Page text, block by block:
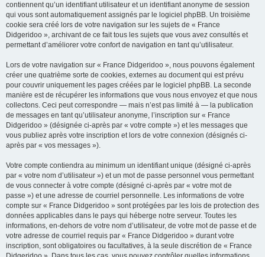
contiennent qu’un identifiant utilisateur et un identifiant anonyme de session
qui vous sont automatiquement assignés par le logiciel phpBB. Un troisième
cookie sera créé lors de votre navigation sur les sujets de « France
Didgeridoo », archivant de ce fait tous les sujets que vous avez consultés et
permettant d’améliorer votre confort de navigation en tant qu’utilisateur.
Lors de votre navigation sur « France Didgeridoo », nous pouvons également
créer une quatrième sorte de cookies, externes au document qui est prévu
pour couvrir uniquement les pages créées par le logiciel phpBB. La seconde
manière est de récupérer les informations que vous nous envoyez et que nous
collectons. Ceci peut correspondre — mais n’est pas limité à — la publication
de messages en tant qu’utilisateur anonyme, l’inscription sur « France
Didgeridoo » (désignée ci-après par « votre compte ») et les messages que
vous publiez après votre inscription et lors de votre connexion (désignés ci-
après par « vos messages »).
Votre compte contiendra au minimum un identifiant unique (désigné ci-après
par « votre nom d’utilisateur ») et un mot de passe personnel vous permettant
de vous connecter à votre compte (désigné ci-après par « votre mot de
passe ») et une adresse de courriel personnelle. Les informations de votre
compte sur « France Didgeridoo » sont protégées par les lois de protection des
données applicables dans le pays qui héberge notre serveur. Toutes les
informations, en-dehors de votre nom d’utilisateur, de votre mot de passe et de
votre adresse de courriel requis par « France Didgeridoo » durant votre
inscription, sont obligatoires ou facultatives, à la seule discrétion de « France